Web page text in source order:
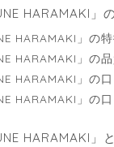
HARAMAKI」
HARAMAKI」の特
HARAMAKI」の
HARAMAKI」の
HARAMAKI」の
HARAMAKI」